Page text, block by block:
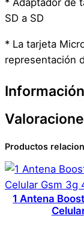
d
S
d
a
t
i
a
d
* Adaptador de
SD a SD
* La tarjeta
representación
Atributos
0
De Alta
Micro
Productos
1 Antena